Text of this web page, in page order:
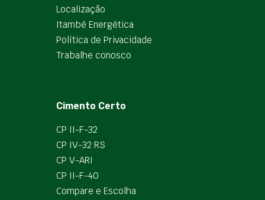
Localização
Itambé Energética
Política de Privacidade
Trabalhe conosco
Cimento Certo
CP II-F-32
CP IV-32 RS
CP V-ARI
CP II-F-40
Compare e Escolha